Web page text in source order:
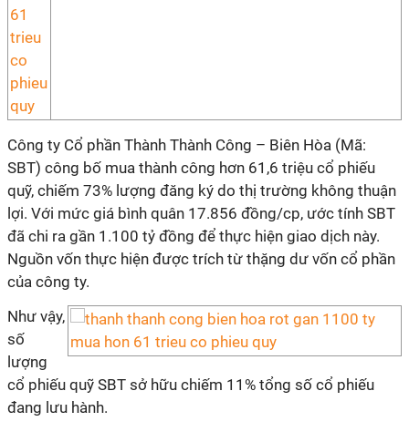
Công ty Cổ phần Thành Thành Công – Biên Hòa (Mã:
SBT) công bố mua thành công hơn 61,6 triệu cổ phiếu
quỹ, chiếm 73% lượng đăng ký do thị trường không thuận
lợi. Với mức giá bình quân 17.856 đồng/cp, ước tính SBT
đã chi ra gần 1.100 tỷ đồng để thực hiện giao dịch này.
Nguồn vốn thực hiện được trích từ thặng dư vốn cổ phần
của công ty.
Như vậy,
số
lượng
cổ phiếu quỹ SBT sở hữu chiếm 11% tổng số cổ phiếu
đang lưu hành.